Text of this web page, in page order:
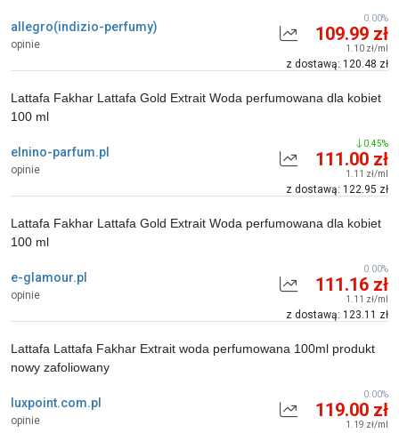
allegro(indizio-perfumy)
opinie 109.99 zł
1.10 zł/ml
z dostawą: 120.48 zł
0.00%
elnino-parfum.pl
opinie
Lattafa Fakhar Lattafa Gold Extrait Woda perfumowana dla kobiet
100 ml
111.00 zł
1.11 zł/ml
z dostawą: 122.95 zł
0.45%
e-glamour.pl
opinie
Lattafa Fakhar Lattafa Gold Extrait Woda perfumowana dla kobiet
100 ml
111.16 zł
1.11 zł/ml
z dostawą: 123.11 zł
0.00%
luxpoint.com.pl
opinie
Lattafa Lattafa Fakhar Extrait woda perfumowana 100ml produkt
nowy zafoliowany
119.00 zł
1.19 zł/ml
0.00%